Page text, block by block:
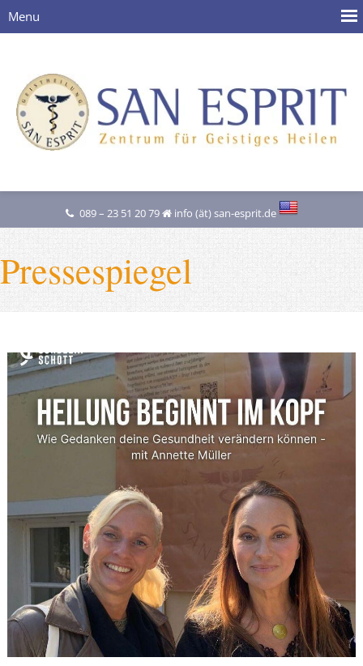
089 – 23 51 20 79 info (ät) san-esprit.de
Pressespiegel